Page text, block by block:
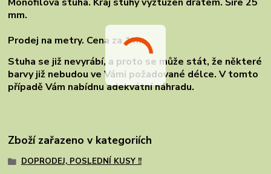
mm.
Prodej na metry. Cena za 1 m.
Stuha se již nevyrábí, a proto se může stát, že některé
barvy již nebudou ve Vámi požadované délce. V tomto
případě Vám nabídnu adekvátní náhradu.
Zboží zařazeno v kategoriích
DOPRODEJ, POSLEDNÍ KUSY !!